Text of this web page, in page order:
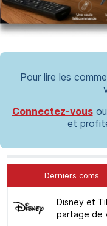
Pour lire les
Connectez-vousou
et
Derniers coms
Disney et
partage de